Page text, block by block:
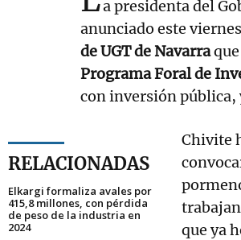
a presidenta del
anunciado este
de UGT de Navarra
Programa Foral de
con inversión pública,
RELACIONADAS
Elkargi formaliza avales por
415,8 millones, con pérdida
de peso de la industria en
2024
Chivite
que ya